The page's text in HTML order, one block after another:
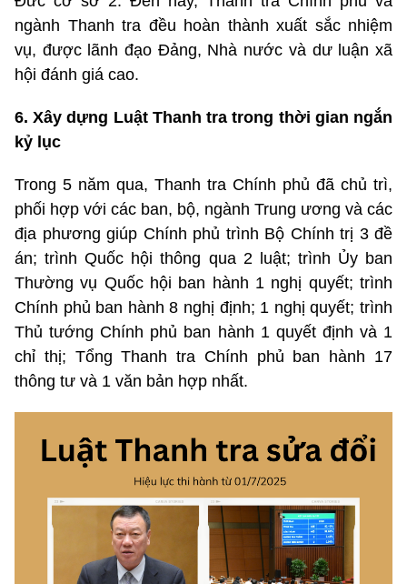
ngành Thanh tra đều hoàn thành xuất sắc nhiệm
vụ, được lãnh đạo Đảng, Nhà nước và dư luận xã
hội đánh giá cao.
6. Xây dựng Luật Thanh tra trong thời gian ngắn
kỷ lục
Trong 5 năm qua, Thanh tra Chính phủ đã chủ trì,
phối hợp với các ban, bộ, ngành Trung ương và các
địa phương giúp Chính phủ trình Bộ Chính trị 3 đề
án; trình Quốc hội thông qua 2 luật; trình Ủy ban
Thường vụ Quốc hội ban hành 1 nghị quyết; trình
Chính phủ ban hành 8 nghị định; 1 nghị quyết; trình
Thủ tướng Chính phủ ban hành 1 quyết định và 1
chỉ thị; TổngThanh tra Chính phủ ban hành 17
thông tư và 1 văn bản hợp nhất.